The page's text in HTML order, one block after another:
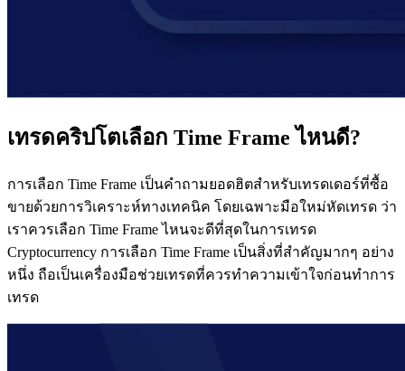
เทรดคริปโตเลือก Time Frame ไหนดี?
การเลือก Time Frame เป็นคำถามยอดฮิตสำหรับเทรดเดอร์ที่ซื้อ
ขายด้วยการวิเคราะห์ทางเทคนิค โดยเฉพาะมือใหม่หัดเทรด ว่า
เราควรเลือก Time Frame ไหนจะดีที่สุดในการเทรด
Cryptocurrency การเลือก Time Frame เป็นสิ่งที่สำคัญมากๆ อย่าง
หนึ่ง ถือเป็นเครื่องมือช่วยเทรดที่ควรทำความเข้าใจก่อนทำการ
เทรด